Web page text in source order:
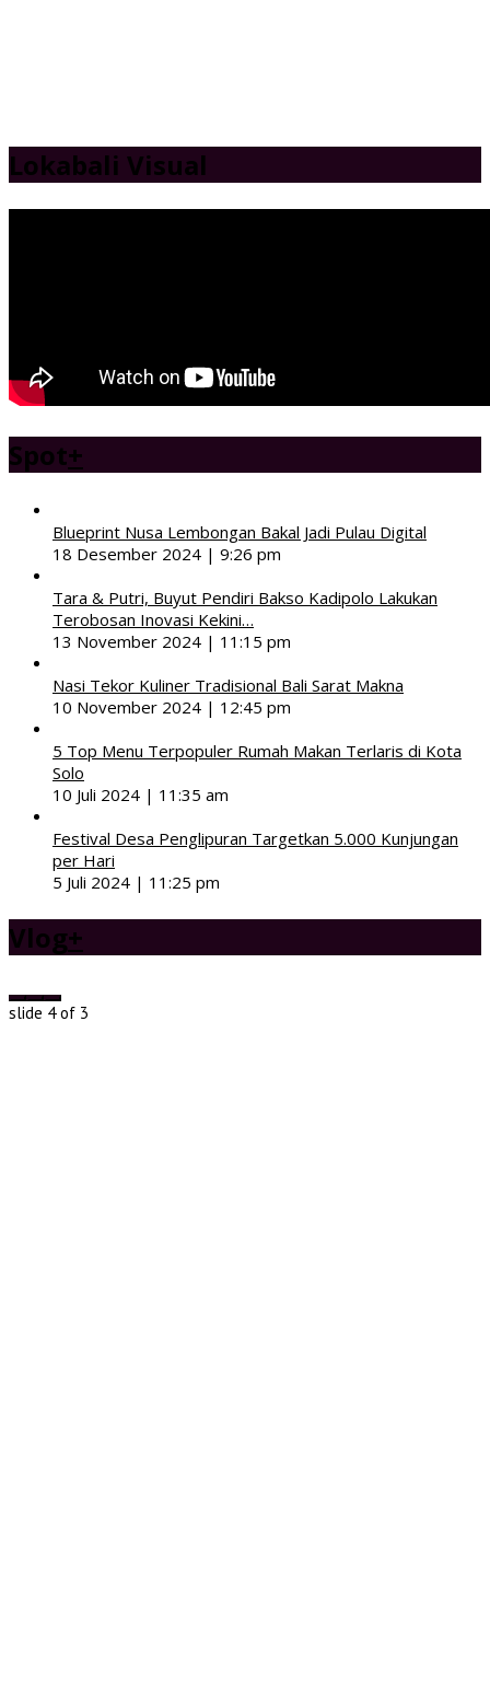
Lokabali Visual
Spot+
Blueprint Nusa Lembongan Bakal Jadi Pulau Digital
18 Desember 2024 | 9:26 pm
Tara & Putri, Buyut Pendiri Bakso Kadipolo Lakukan
Terobosan Inovasi Kekini…
13 November 2024 | 11:15 pm
Nasi Tekor Kuliner Tradisional Bali Sarat Makna
10 November 2024 | 12:45 pm
5 Top Menu Terpopuler Rumah Makan Terlaris di Kota
Solo
10 Juli 2024 | 11:35 am
Festival Desa Penglipuran Targetkan 5.000 Kunjungan
per Hari
5 Juli 2024 | 11:25 pm
Vlog+
slide 4of 3